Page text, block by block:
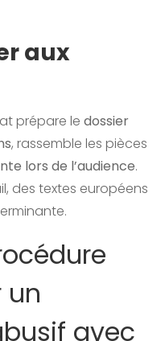
aux
prépare le dossier
, rassemble les pièces
lors de l’audience.
des textes européens
un
avec